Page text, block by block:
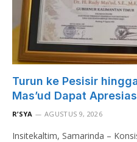
Turun ke Pesisir
Mas’ud Dapat
R’SYA AGUSTUS 9, 2026
Insitekaltim, Samarinda –